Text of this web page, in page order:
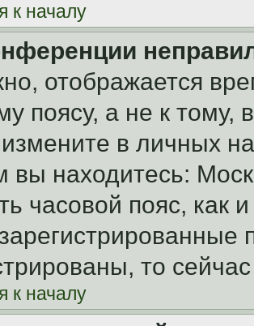
к началу
отображается
поясу, а не к тому,
в личных
вы находитесь:
часовой пояс, как
то
к началу